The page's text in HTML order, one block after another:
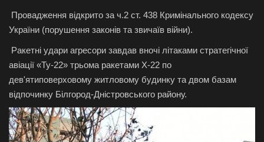
Провадження відкрито за ч.2 ст. 438 Кримінального кодексу
України (порушення законів та звичаїв війни).
Ракетні удари агресори завдав вночі літаками стратегічної
авіації «Ту-22» трьома ракетами Х-22 по
дев'ятиповерховому житловому будинку та двом базам
відпочинку Білгород-Дністровського району.